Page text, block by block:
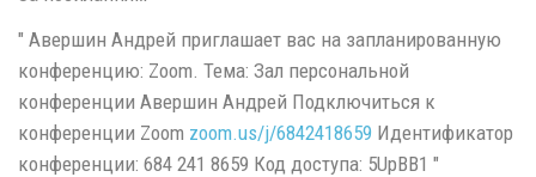
" Авершин Андрей приглашает вас на запланированную
конференцию: Zoom. Тема: Зал персональной
конференции Авершин Андрей Подключиться к
конференции Zoom zoom.us/j/6842418659 Идентификатор
конференции: 684 241 8659 Код доступа: 5UpBB1 "